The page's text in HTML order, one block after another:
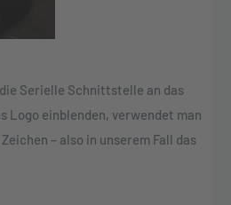
Serielle Schnittstelle an das
Logo einblenden, verwendet man
– also in unserem Fall das